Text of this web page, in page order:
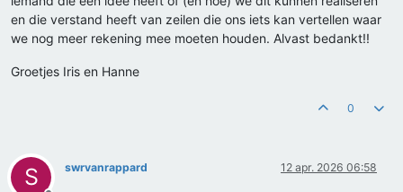
en die verstand heeft van zeilen die ons iets kan vertellen waar
we nog meer rekening mee moeten houden. Alvast bedankt!!
Groetjes Iris en Hanne
0
S swrvanrappard 12 apr. 2026 06:58